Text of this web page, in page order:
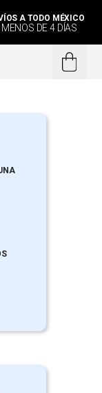
A TODO MÉXICO
DE 4 DÍAS